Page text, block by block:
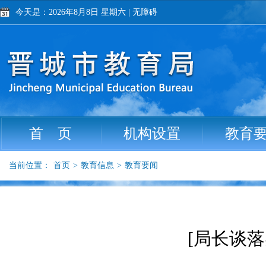
今天是：2026年8月8日 星期六 无障碍
首 页 机构设置 教育
当前位置： 首页 > 教育信息 > 教育要闻
[局长谈